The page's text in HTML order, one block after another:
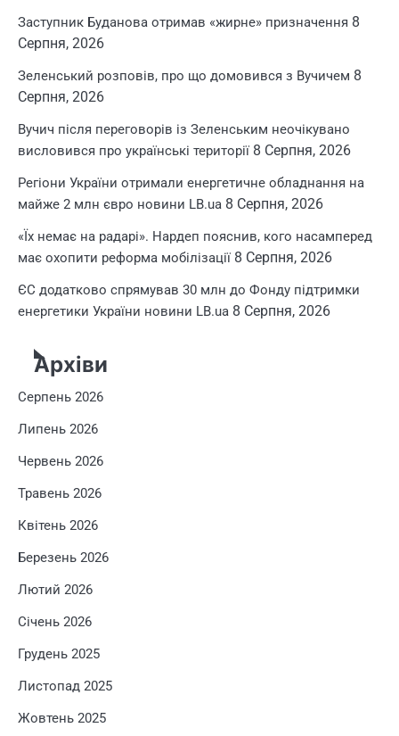
Заступник Буданова отримав «жирне» призначення 8
Серпня, 2026
Зеленський розповів, про що домовився з Вучичем 8
Серпня, 2026
Вучич після переговорів із Зеленським неочікувано
висловився про українські території 8 Серпня, 2026
Регіони України отримали енергетичне обладнання на
майже 2 млн євро новини LB.ua 8 Серпня, 2026
«Їх немає на радарі». Нардеп пояснив, кого насамперед
має охопити реформа мобілізації 8 Серпня, 2026
ЄС додатково спрямував 30 млн до Фонду підтримки
енергетики України новини LB.ua 8 Серпня, 2026
Архіви
Серпень 2026
Липень 2026
Червень 2026
Травень 2026
Квітень 2026
Березень 2026
Лютий 2026
Січень 2026
Грудень 2025
Листопад 2025
Жовтень 2025